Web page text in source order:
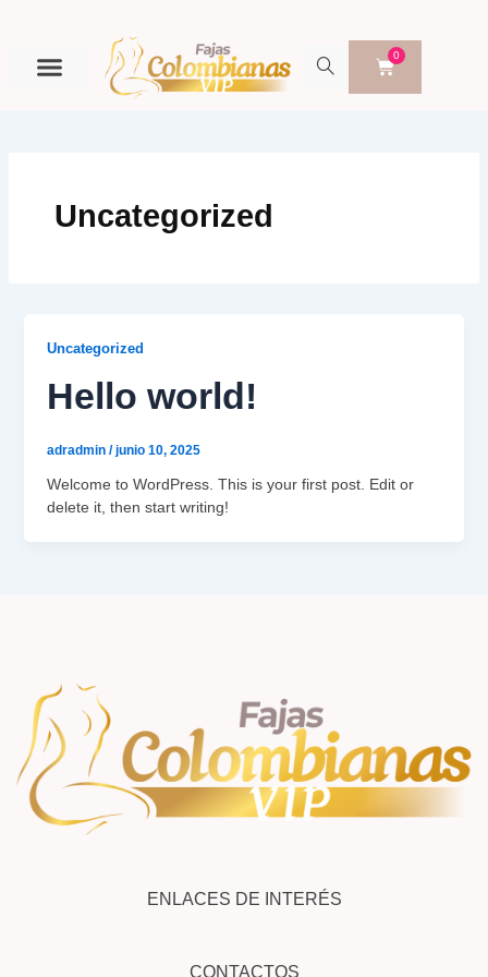
contenido
0
Cart
Uncategorized
Uncategorized
Hello world!
adradmin /junio 10, 2025
Welcome to WordPress. This is your first post. Edit or
delete it, then start writing!
ENLACES DE INTERÉS
CONTACTOS